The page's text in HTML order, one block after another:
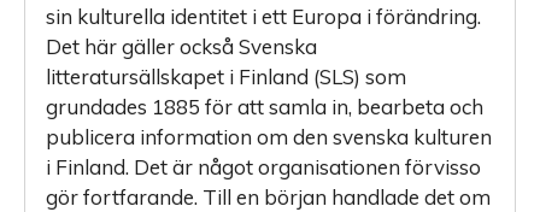
Ja,
hur
tänkte
man?
sin kulturella identitet i ett Euro­pa i förändring.
Det här gäller också Svenska
litteratursällskapet i Finland (SLS) som
grundades 1885 för att samla in, bearbeta och
publicera information om den svenska kulturen
i Finland. Det är något organisationen förvisso
gör fortfarande. Till en början handlade det om